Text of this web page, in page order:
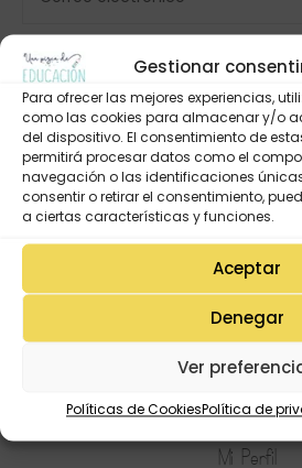
Gestionar
Para ofrecer las mejores experiencias,
como las cookies para almacenar y/o
del dispositivo. El consentimiento de
permitirá procesar datos como el
navegación o las identificaciones únicas
consentir o retirar el consentimiento,
a ciertas características y funciones.
Aceptar
Denegar
Ver
Políticas de CookiesPolítica de
Lista de
Mi Perfil